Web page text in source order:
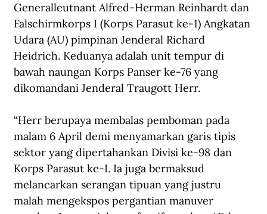
Generalleutnant Alfred-Herman Reinhardt dan
Falschirmkorps I (Korps Parasut ke-1) Angkatan
Udara (AU) pimpinan Jenderal Richard
Heidrich. Keduanya adalah unit tempur di
bawah naungan Korps Panser ke-76 yang
dikomandani Jenderal Traugott Herr.
“Herr berupaya membalas pemboman pada
malam 6 April demi menyamarkan garis tipis
sektor yang dipertahankan Divisi ke-98 dan
Korps Parasut ke-I. Ia juga bermaksud
melancarkan serangan tipuan yang justru
malah mengekspos pergantian manuver